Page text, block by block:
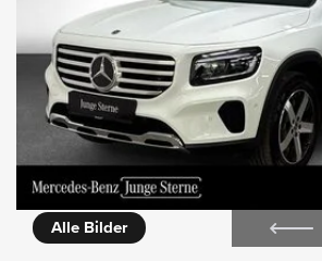
Alle Bilder